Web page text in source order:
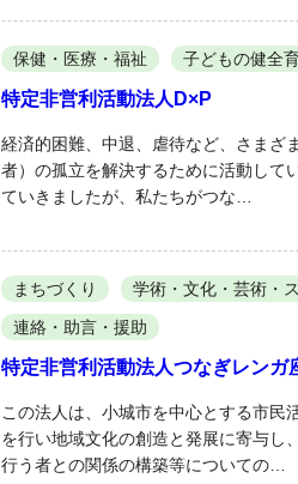
保健・医療・福祉 子どもの健全
特定非営利活動法人D×P
経済的困難、中退、虐待など、さまざ
者）の孤立を解決するために活動して
ていきましたが、私たちがつな…
まちづくり 学術・文化・芸術・
連絡・助言・援助
特定非営利活動法人つなぎレンガ
この法人は、小城市を中心とする市民
を行い地域文化の創造と発展に寄与し
行う者との関係の構築等についての…